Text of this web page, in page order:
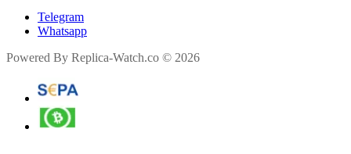
Telegram
Whatsapp
Powered By Replica-Watch.co © 2026